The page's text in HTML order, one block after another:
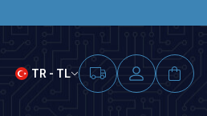
TR - TL